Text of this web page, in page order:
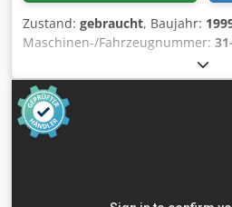
Zustand: gebraucht, Baujahr:
Maschinen-/Fahrzeugnummer:
31-43514 BJ. 1999 Spindel
SK40 Verfahrwege mm X 630 Y
Verfahrgeschwindigkeit mm/min
Werkzeuge 80
freien Nebenplätzen) Chedpfx